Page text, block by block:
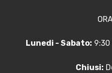
Lunedi - Sabato: 9:30
Chiusi: